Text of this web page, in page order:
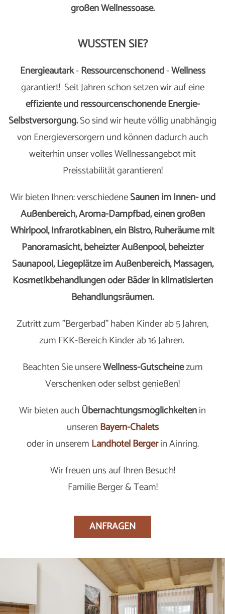
großen Wellnessoase.
WUSSTEN SIE?
Energieautark-Ressourcenschonend-Wellness
garantiert! Seit Jahren schon setzen wir auf eine
effiziente und ressourcenschonende Energie-
Selbstversorgung.So sind wir heute völlig unabhängig
von Energieversorgern und können dadurch auch
weiterhin unser volles Wellnessangebot mit
Preisstabilität garantieren!
Wir bieten Ihnen: verschiedeneSaunen im Innen- und
Außenbereich, Aroma-Dampfbad, einen großen
Whirlpool, Infrarotkabinen, ein Bistro, Ruheräume mit
Panoramasicht, beheizter Außenpool, beheizter
Saunapool, Liegeplätze im Außenbereich, Massagen,
Kosmetikbehandlungen oder Bäder in klimatisierten
Behandlungsräumen.
Zutritt zum "Bergerbad" haben Kinder ab 5 Jahren,
zum FKK-Bereich Kinder ab 16 Jahren.
Beachten Sie unsereWellness-Gutscheinezum
Verschenken oder selbst genießen!
Wir bieten auchÜbernachtungsmöglichkeitenin
unserenBayern-Chalets
oder in unseremLandhotel Bergerin Ainring.
Wir freuen uns auf Ihren Besuch!
Familie Berger & Team!
ANFRAGEN